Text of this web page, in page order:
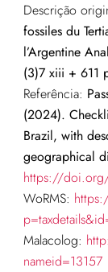
Descrição
fossiles du
l’Argentine
(3)7 xiii + 611
Referência:
(2024).
Brazil, with
geographical
https://
WoRMS:
Malacolog:
nameid=13157